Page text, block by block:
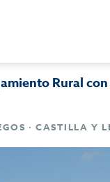
Rural
· CASTILLA Y